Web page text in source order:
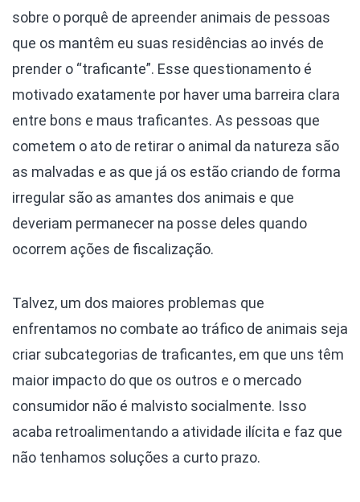
sobre o porquê de apreender animais de pessoas
que os mantêm eu suas residências ao invés de
prender o “traficante”. Esse questionamento é
motivado exatamente por haver uma barreira clara
entre bons e maus traficantes. As pessoas que
cometem o ato de retirar o animal da natureza são
as malvadas e as que já os estão criando de forma
irregular são as amantes dos animais e que
deveriam permanecer na posse deles quando
ocorrem ações de fiscalização.
Talvez, um dos maiores problemas que
enfrentamos no combate ao tráfico de animais seja
criar subcategorias de traficantes, em que uns têm
maior impacto do que os outros e o mercado
consumidor não é malvisto socialmente. Isso
acaba retroalimentando a atividade ilícita e faz que
não tenhamos soluções a curto prazo.